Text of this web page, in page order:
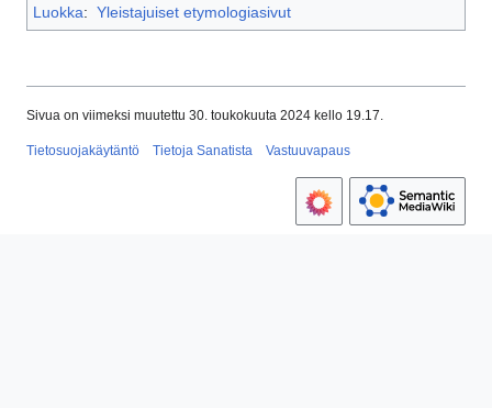
Luokka: Yleistajuiset etymologiasivut
Sivua on viimeksi muutettu 30. toukokuuta 2024 kello 19.17.
Tietosuojakäytäntö Tietoja Sanatista Vastuuvapaus